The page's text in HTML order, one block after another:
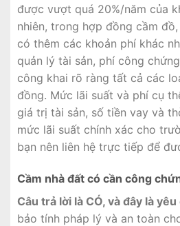
được vượt quá 20%/năm của
nhiên, trong hợp đồng cầm
có thêm các khoản phí khác
quản lý tài sản, phí công
công khai rõ ràng tất cả các
đồng. Mức lãi suất và phí cụ
giá trị tài sản, số tiền vay và
mức lãi suất chính xác cho
bạn nên liên hệ trực tiếp để
Cầm nhà đất có cần công
Câu trả lời là CÓ, và đây là
bảo tính pháp lý và an toàn